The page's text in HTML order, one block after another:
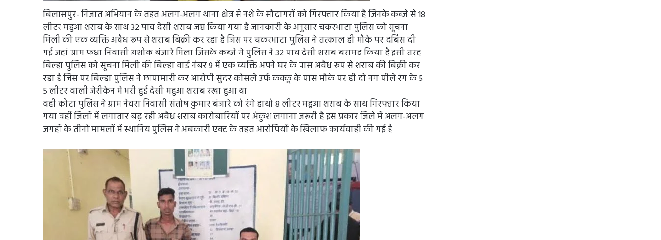
बिलासपुर- निजात अभियान के तहत अलग-अलग थाना क्षेत्र से नशे के सौदागरों को गिरफ्तार किया है जिनके कब्जे से 18
लीटर महुआ शराब के साथ 32 पाव देसी शराब जप्त किया गया है जानकारी के अनुसार चकरभाटा पुलिस को सूचना
मिली की एक व्यक्ति अवैध रूप से शराब बिक्री कर रहा है जिस पर चकरभाटा पुलिस ने तत्काल ही मौके पर दबिंस दी
गई जहां ग्राम फधा निवासी अशोक बंजारे मिला जिसके कब्जे से पुलिस ने 32 पाव देसी शराब बरामद किया है इसी तरह
बिल्हा पुलिस को सूचना मिली की बिल्‍हा वार्ड नंबर 9 में एक व्‍यक्ति अपने घर के पास अवैध रूप से शराब की बिक्री कर
रहा है जिस पर बिल्हा पुलिस ने छापामारी कर आरोपी सुंदर कोसले उर्फ कक्कू के पास मौके पर ही दो नग पीले रंग के 5
5 लीटर वाली जेरीकेन मे भरी हुई देसी महुआ शराब रखा हुआ था
वही कोटा पुलिस ने ग्राम नेवरा निवासी संतोष कुमार बंजारे को रंगे हाथो 8 लीटर महुआ शराब के साथ गिरफ्तार किया
गया वहीं जिलों में लगातार बढ़ रही अवैध शराब कारोबारियों पर अंकुश लगाना जरूरी है इस प्रकार जिले में अलग-अलग
जगहों के तीनो मामलों में स्थानिय पुलिस ने अबकारी एक्ट के तहत आरोपियों के खिलाफ कार्यवाही की गई है